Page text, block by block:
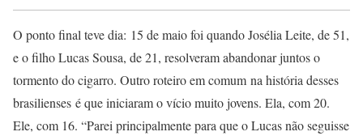
O ponto final teve dia: 15 de maio foi quando Josélia Leite, de 51,
e o filho Lucas Sousa, de 21, resolveram abandonar juntos o
tormento do cigarro. Outro roteiro em comum na história desses
brasilienses é que iniciaram o vício muito jovens. Ela, com 20.
Ele, com 16. “Parei principalmente para que o Lucas não seguisse